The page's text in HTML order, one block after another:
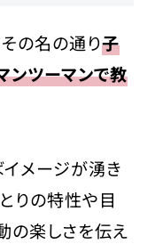
の名の通り子
ンツーマンで教
イメージが湧き
りの特性や目
の楽しさを伝え